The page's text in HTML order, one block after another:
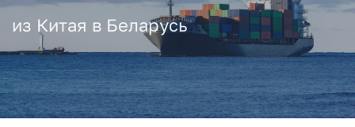
из Китая в Беларусь